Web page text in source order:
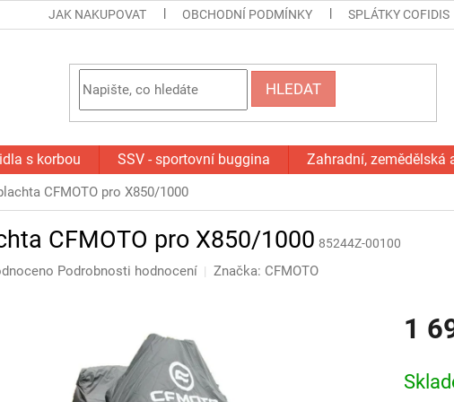
JAK NAKUPOVAT OBCHODNÍ PODMÍNKY SPLÁTKY COFIDIS
HLEDAT
s korbou SSV - sportovní buggina Zahradní, zemědělská
CFMOTO pro X850/1000
CFMOTO pro X850/1000 85244Z-00100
Podrobnosti hodnocení Značka: CFMOTO
1
cena: